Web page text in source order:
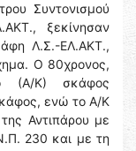
Συντονισμού
ξεκίνησαν
Λ.Σ.-ΕΛ.ΑΚΤ.,
Ο 80χρονος,
(Α/Κ) σκάφος
ενώ το Α/Κ
Αντιπάρου με
230 και με τη